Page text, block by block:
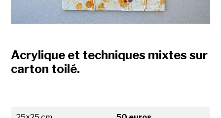
Acrylique et techniques mixtes sur
carton toilé.